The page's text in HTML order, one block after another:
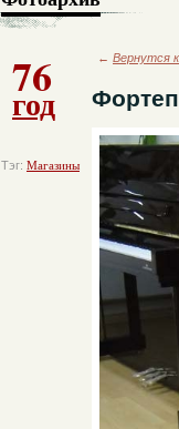
76
год
Тэг: Магазины
← Вернутся